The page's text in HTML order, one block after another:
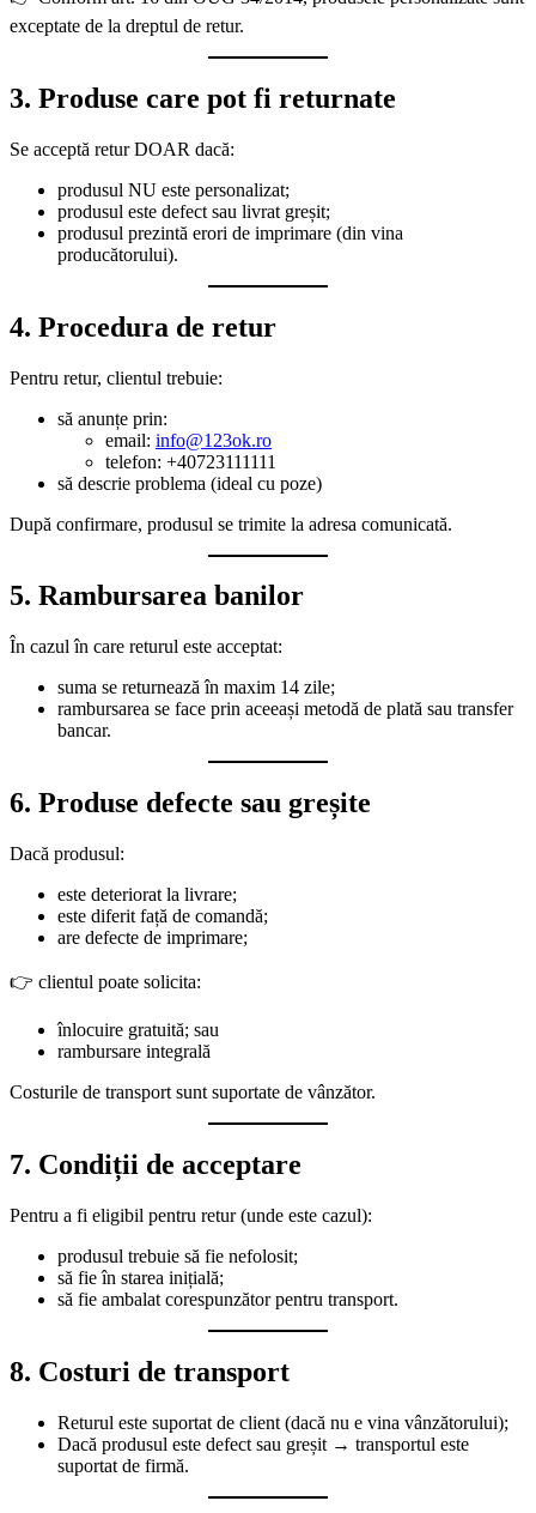
exceptate de la dreptul de retur.
3. Produse care pot fi returnate
Se acceptă retur DOAR dacă:
produsul NU este personalizat;
produsul este defect sau livrat greșit;
produsul prezintă erori de imprimare (din vina
producătorului).
4. Procedura de retur
Pentru retur, clientul trebuie:
să anunțe prin:
email: info@123ok.ro
telefon: +40723111111
să descrie problema (ideal cu poze)
După confirmare, produsul se trimite la adresa comunicată.
5. Rambursarea banilor
În cazul în care returul este acceptat:
suma se returnează în maxim 14 zile;
rambursarea se face prin aceeași metodă de plată sau transfer
bancar.
6. Produse defecte sau greșite
Dacă produsul:
este deteriorat la livrare;
este diferit față de comandă;
are defecte de imprimare;
👉 clientul poate solicita:
înlocuire gratuită; sau
rambursare integrală
Costurile de transport sunt suportate de vânzător.
7. Condiții de acceptare
Pentru a fi eligibil pentru retur (unde este cazul):
produsul trebuie să fie nefolosit;
să fie în starea inițială;
să fie ambalat corespunzător pentru transport.
8. Costuri de transport
Returul este suportat de client (dacă nu e vina vânzătorului);
Dacă produsul este defect sau greșit → transportul este
suportat de firmă.